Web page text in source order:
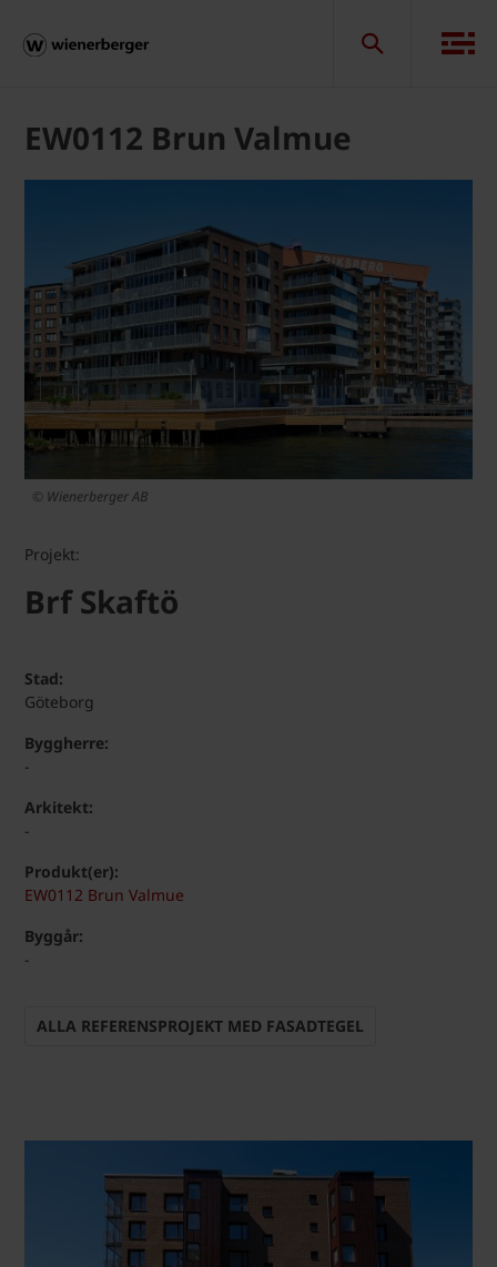
EW0112 Brun Valmue
© Wienerberger AB
Projekt:
Brf Skaftö
Stad:
Göteborg
Byggherre:
-
Arkitekt:
-
Produkt(er):
EW0112 Brun Valmue
Byggår:
-
ALLA REFERENSPROJEKT MED FASADTEGEL